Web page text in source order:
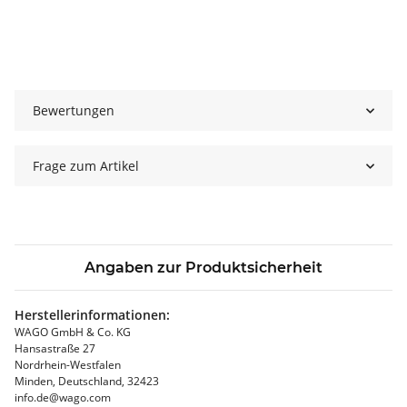
Bewertungen
Frage zum Artikel
Angaben zur Produktsicherheit
Herstellerinformationen:
WAGO GmbH & Co. KG
Hansastraße 27
Nordrhein-Westfalen
Minden, Deutschland, 32423
info.de@wago.com